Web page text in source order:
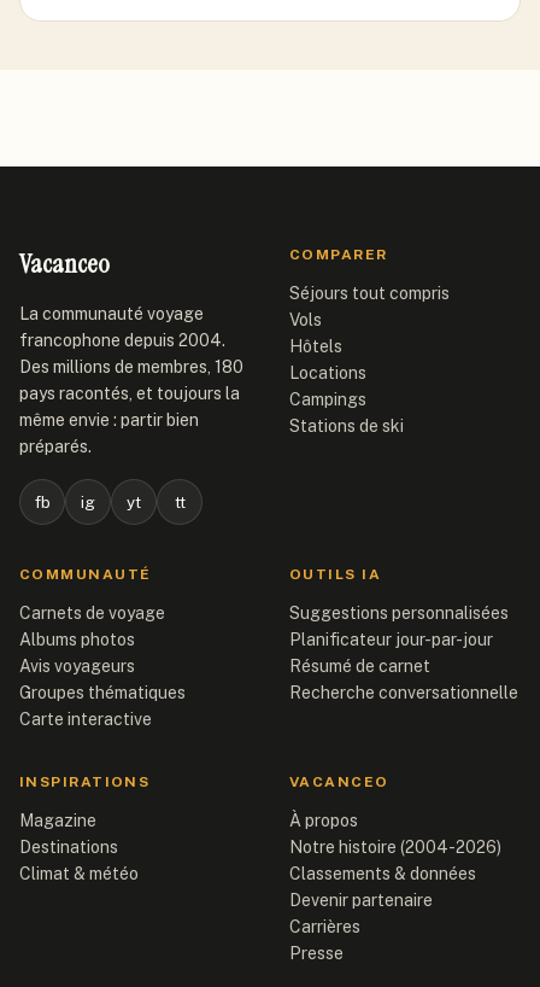
Vacanceo
La communauté voyage
francophone depuis 2004.
Des millions de membres, 180
pays racontés, et toujours la
même envie : partir bien
préparés.
fb ig yt tt
COMPARER
Séjours tout compris
Vols
Hôtels
Locations
Campings
Stations de ski
COMMUNAUTÉ
Carnets de voyage
Albums photos
Avis voyageurs
Groupes thématiques
Carte interactive
OUTILS IA
Suggestions personnalisées
Planificateur jour-par-jour
Résumé de carnet
Recherche conversationnelle
INSPIRATIONS
Magazine
Destinations
Climat & météo
VACANCEO
À propos
Notre histoire (2004-2026)
Classements & données
Devenir partenaire
Carrières
Presse